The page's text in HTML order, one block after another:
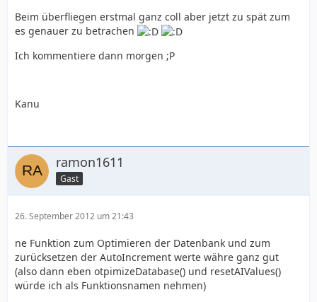
Beim überfliegen erstmal ganz coll aber jetzt zu spät zum
es genauer zu betrachen
Ich kommentiere dann morgen ;P
Kanu
ramon1611
Gast
26. September 2012 um 21:43
ne Funktion zum Optimieren der Datenbank und zum
zurücksetzen der AutoIncrement werte währe ganz gut
(also dann eben otpimizeDatabase() und resetAIValues()
würde ich als Funktionsnamen nehmen)